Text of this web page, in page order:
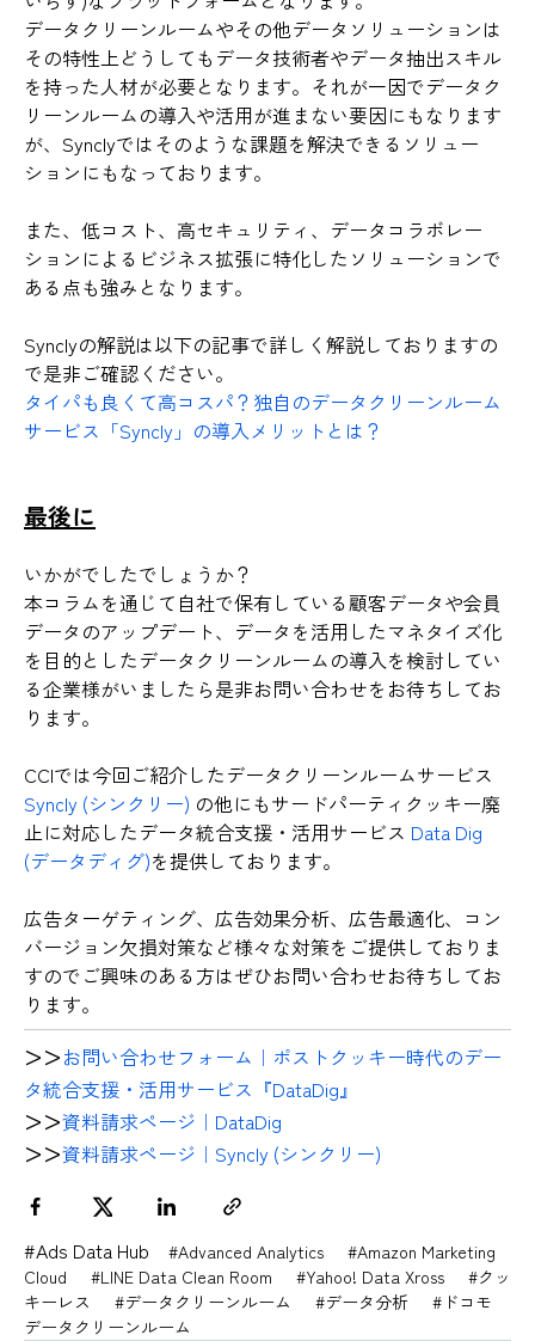
データクリーンルームやその他データソリューションは
その特性上どうしてもデータ技術者やデータ抽出スキル
を持った人材が必要となります。それが一因でデータク
リーンルームの導入や活用が進まない要因にもなります
が、Synclyではそのような課題を解決できるソリュー
ションにもなっております。
また、低コスト、高セキュリティ、データコラボレー
ションによるビジネス拡張に特化したソリューションで
ある点も強みとなります。
Synclyの解説は以下の記事で詳しく解説しておりますの
で是非ご確認ください。
タイパも良くて高コスパ？独自のデータクリーンルーム
サービス「Syncly」の導入メリットとは？
最後に
いかがでしたでしょうか？
本コラムを通じて自社で保有している顧客データや会員
データのアップデート、データを活用したマネタイズ化
を目的としたデータクリーンルームの導入を検討してい
る企業様がいましたら是非お問い合わせをお待ちしてお
ります。
CCIでは今回ご紹介したデータクリーンルームサービス
Syncly (シンクリー) の他にもサードパーティクッキー廃
止に対応したデータ統合支援・活用サービス Data Dig
(データディグ)を提供しております。
広告ターゲティング、広告効果分析、広告最適化、コン
バージョン欠損対策など様々な対策をご提供しておりま
すのでご興味のある方はぜひお問い合わせお待ちしてお
ります。
>>お問い合わせフォーム｜ポストクッキー時代のデー
タ統合支援・活用サービス『DataDig』
>>資料請求ページ｜DataDig
>>資料請求ページ｜Syncly (シンクリー)
#Ads Data Hub #Advanced Analytics
#Amazon Marketing
Cloud
#LINE Data Clean Room #Yahoo! Data Xross
#クッ
キーレス
#データクリーンルーム #データ分析
#ドコモ
データクリーンルーム